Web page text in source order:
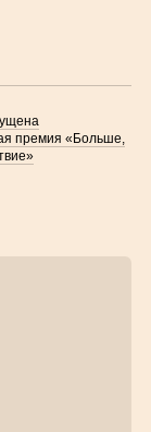
премия «Больше,